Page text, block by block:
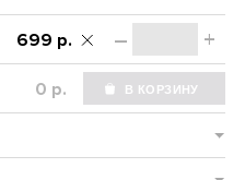
– +
699 р.
р.